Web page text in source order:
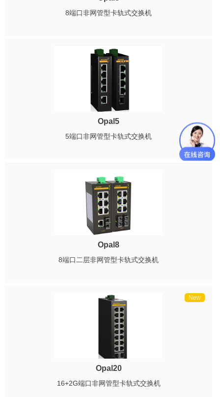
8端口非网管型卡轨式交换机
Opal5
5端口非网管型卡轨式交换机
Opal8
8端口二层非网管型卡轨式交换机
New
Opal20
16+2G端口非网管型卡轨式交换机